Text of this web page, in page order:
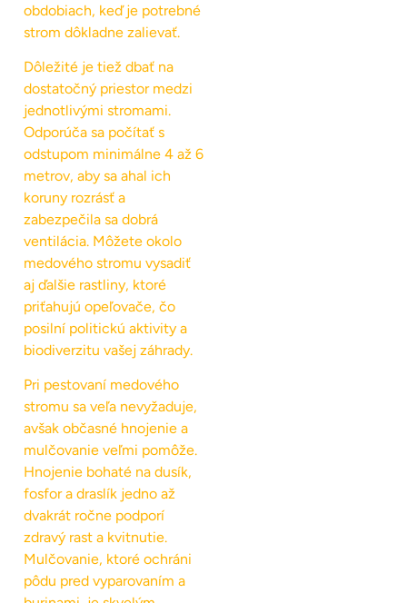
obdobiach, keď je potrebné
strom dôkladne zalievať.
Dôležité je tiež dbať na
dostatočný priestor medzi
jednotlivými stromami.
Odporúča sa počítať s
odstupom minimálne 4 až 6
metrov, aby sa ahal ich
koruny rozrásť a
zabezpečila sa dobrá
ventilácia. Môžete okolo
medového stromu vysadiť
aj ďalšie rastliny, ktoré
priťahujú opeľovače, čo
posilní politickú aktivity a
biodiverzitu vašej záhrady.
Pri pestovaní medového
stromu sa veľa nevyžaduje,
avšak občasné hnojenie a
mulčovanie veľmi pomôže.
Hnojenie bohaté na dusík,
fosfor a draslík jedno až
dvakrát ročne podporí
zdravý rast a kvitnutie.
Mulčovanie, ktoré ochráni
pôdu pred vyparovaním a